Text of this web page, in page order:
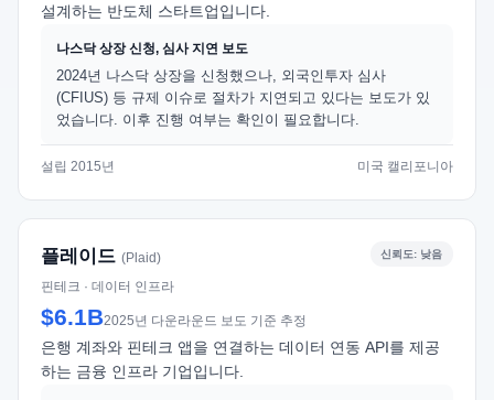
설계하는 반도체 스타트업입니다.
나스닥 상장 신청, 심사 지연 보도
2024년 나스닥 상장을 신청했으나, 외국인투자 심사
(CFIUS) 등 규제 이슈로 절차가 지연되고 있다는 보도가 있
었습니다. 이후 진행 여부는 확인이 필요합니다.
설립 2015년 미국 캘리포니아
플레이드 (Plaid)
핀테크 · 데이터 인프라
신뢰도: 낮음
$6.1B2025년 다운라운드 보도 기준 추정
은행 계좌와 핀테크 앱을 연결하는 데이터 연동 API를 제공
하는 금융 인프라 기업입니다.